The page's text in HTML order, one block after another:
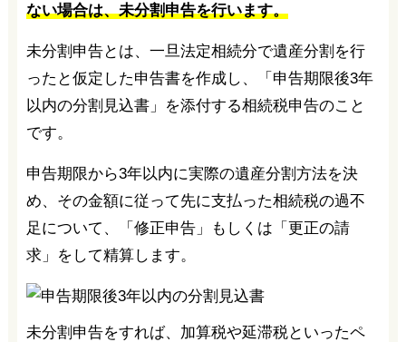
ない場合は、未分割申告を行います。
未分割申告とは、一旦法定相続分で遺産分割を行
ったと仮定した申告書を作成し、「申告期限後3年
以内の分割見込書」を添付する相続税申告のこと
です。
申告期限から3年以内に実際の遺産分割方法を決
め、その金額に従って先に支払った相続税の過不
足について、「修正申告」もしくは「更正の請
求」をして精算します。
未分割申告をすれば、加算税や延滞税といったペ